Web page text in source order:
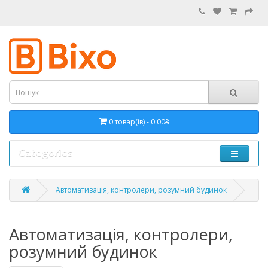
0 товар(ів) - 0.00₴
Categories
Автоматизація, контролери, розумний будинок
Автоматизація, контролери,
розумний будинок